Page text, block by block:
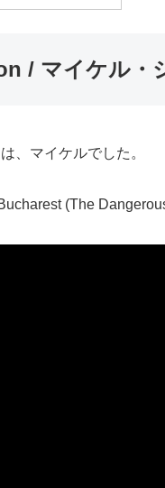
/ マイケル・
、マイケルでした。
(The